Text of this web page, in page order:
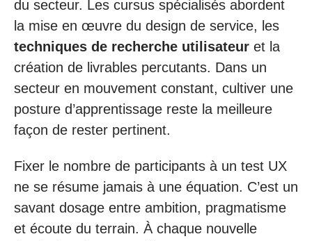
du secteur. Les cursus spécialisés abordent
la mise en œuvre du design de service, les
techniques de recherche utilisateur et la
création de livrables percutants. Dans un
secteur en mouvement constant, cultiver une
posture d’apprentissage reste la meilleure
façon de rester pertinent.
Fixer le nombre de participants à un test UX
ne se résume jamais à une équation. C’est un
savant dosage entre ambition, pragmatisme
et écoute du terrain. À chaque nouvelle